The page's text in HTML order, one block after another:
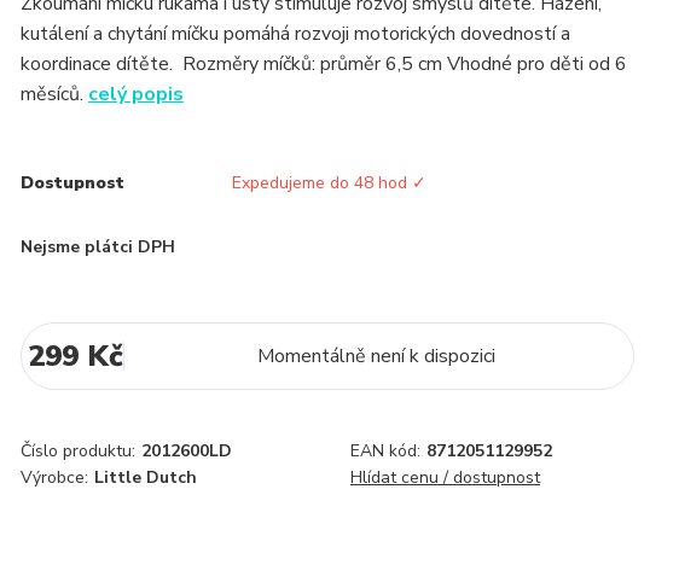
kutálení a chytání míčku pomáhá rozvoji motorických dovedností a
koordinace dítěte. Rozměry míčků: průměr 6,5 cm Vhodné pro děti od 6
měsíců. celý popis
Dostupnost Expedujeme do 48 hod ✓
Nejsme plátci DPH
299 Kč Momentálně není k dispozici
Číslo produktu: 2012600LD EAN kód: 8712051129952
Výrobce: Little Dutch Hlídat cenu / dostupnost